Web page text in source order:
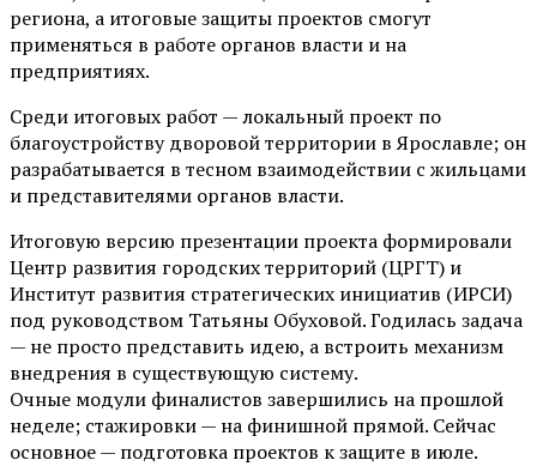
региона, а итоговые защиты проектов смогут
применяться в работе органов власти и на
предприятиях.
Среди итоговых работ — локальный проект по
благоустройству дворовой территории в Ярославле; он
разрабатывается в тесном взаимодействии с жильцами
и представителями органов власти.
Итоговую версию презентации проекта формировали
Центр развития городских территорий (ЦРГТ) и
Институт развития стратегических инициатив (ИРСИ)
под руководством Татьяны Обуховой. Годилась задача
— не просто представить идею, а встроить механизм
внедрения в существующую систему.
Очные модули финалистов завершились на прошлой
неделе; стажировки — на финишной прямой. Сейчас
основное — подготовка проектов к защите в июле.